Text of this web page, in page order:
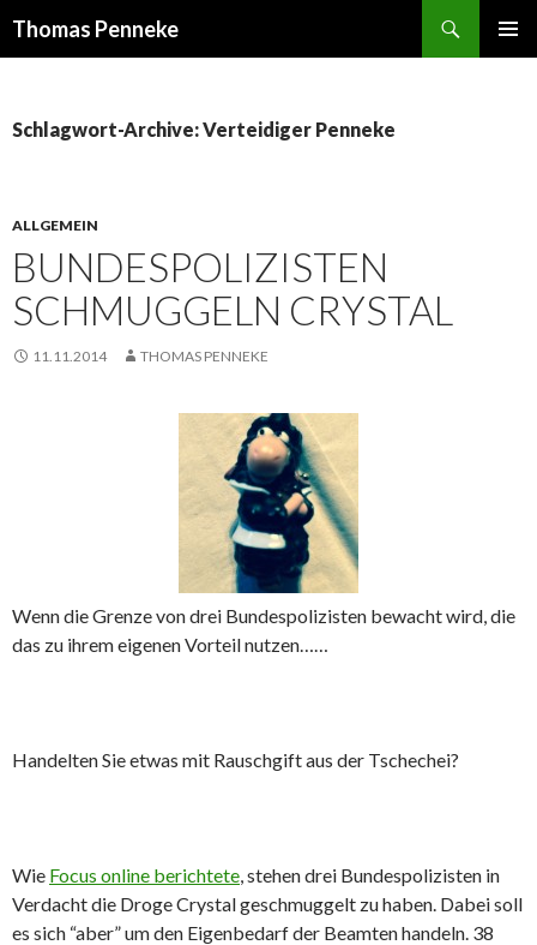
Thomas Penneke
Schlagwort-Archive: Verteidiger Penneke
ALLGEMEIN
BUNDESPOLIZISTEN
SCHMUGGELN CRYSTAL
11.11.2014 THOMAS PENNEKE
Wenn die Grenze von drei Bundespolizisten bewacht wird, die
das zu ihrem eigenen Vorteil nutzen……
Handelten Sie etwas mit Rauschgift aus der Tschechei?
Wie Focus online berichtete, stehen drei Bundespolizisten in
Verdacht die Droge Crystal geschmuggelt zu haben. Dabei soll
es sich “aber” um den Eigenbedarf der Beamten handeln. 38